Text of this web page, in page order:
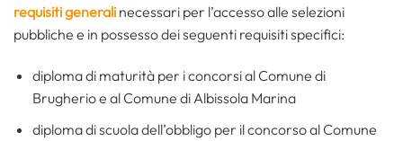
requisiti generali necessari per l’accesso alle selezioni
pubbliche e in possesso dei seguenti requisiti specifici:
diploma di maturità per i concorsi al Comune di
Brugherio e al Comune di Albissola Marina
diploma di scuola dell’obbligo per il concorso al Comune